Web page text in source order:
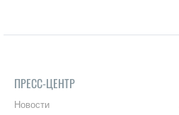
ПРЕСС-ЦЕНТР
Новости